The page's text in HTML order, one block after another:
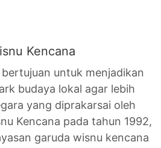
Kencana
untuk menjadikan
budaya lokal agar lebih
yang diprakarsai oleh
Kencana pada tahun 1992,
garuda wisnu kencana